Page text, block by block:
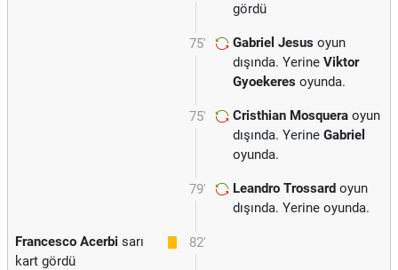
gördü
75' Gabriel Jesus oyun
dışında. Yerine Viktor
Gyoekeres oyunda.
75' Cristhian Mosquera oyun
dışında. Yerine Gabriel
oyunda.
79' Leandro Trossard oyun
dışında. Yerine oyunda.
82'
Francesco Acerbi sarı
kart gördü